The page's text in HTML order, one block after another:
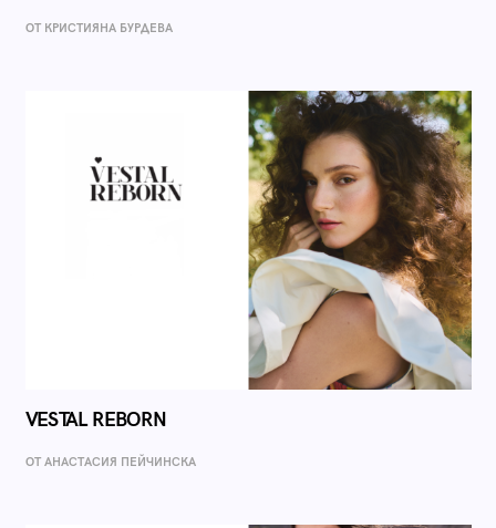
ОТ КРИСТИЯНА БУРДЕВА
VESTAL REBORN
ОТ AНАСТАСИЯ ПЕЙЧИНСКА